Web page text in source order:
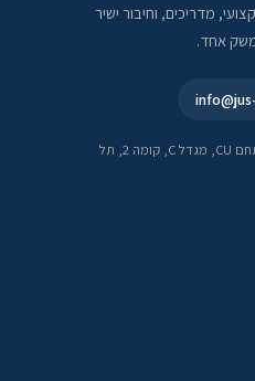
מדריכים, וחיבור ישיר
אחד.
רחוב ראול ולנברג 18, מתחם CU, מגדל C, קומה 2, תל